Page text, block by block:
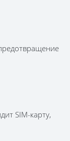
SIM-карту,